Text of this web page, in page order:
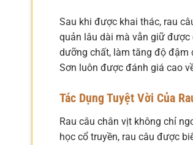
Sau khi được khai thác, rau
quản lâu dài mà vẫn giữ
dưỡng chất, làm tăng độ đậm
Sơn luôn được đánh giá cao
Tác Dụng Tuyệt Vời Của
Rau câu chân vịt không chỉ
học cổ truyền, rau câu được